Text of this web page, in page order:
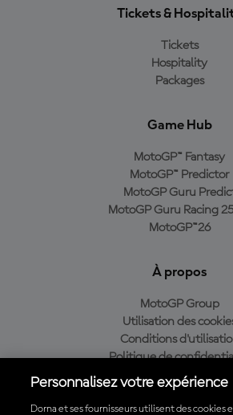
Tickets &
Tickets
Hospitality
Packages
Game Hub
MotoGP™ Fantasy
MotoGP™ Predictor
MotoGP Guru
MotoGP Guru Racing
MotoGP™26
À propos
MotoGP Group
Utilisation des
Conditions
Politique de
Politique d’achat
Personnalisez votre expérience
Dorna et ses fournisseurs utilisent des cookies